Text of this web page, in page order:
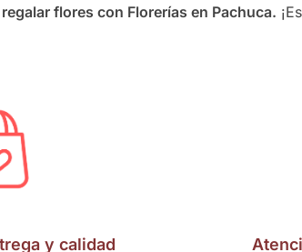
regalar flores con Florerías en Pachuca.
y calidad